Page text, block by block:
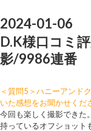
2024-01-06
D.K様口コミ
影/9986連番
＜質問5＞ハニーアンド
いた感想をお聞かせくだ
今回も楽しく撮影できた
持っているオフショット